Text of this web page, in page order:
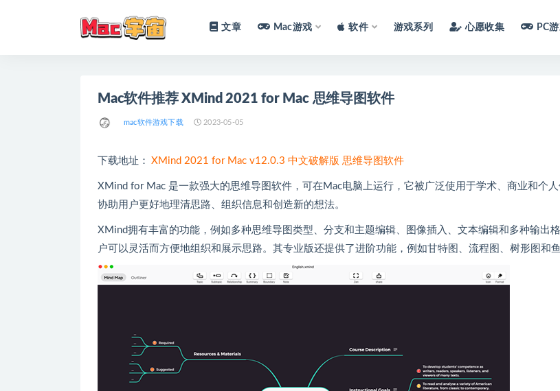
文章 Mac游戏 软件 游戏系列 心愿收集 PC
Mac软件推荐 XMind 2021 for Mac 思维导图软件
mac软件游戏下载 2023-05-05
下载地址： XMind 2021 for Mac v12.0.3 中文破解版 思维导图软件
XMind for Mac 是一款强大的思维导图软件，可在Mac电脑上运行，它被广泛使用于学术、商业和个
协助用户更好地理清思路、组织信息和创造新的想法。
XMind拥有丰富的功能，例如多种思维导图类型、分支和主题编辑、图像插入、文本编辑和多种输出
户可以灵活而方便地组织和展示思路。其专业版还提供了进阶功能，例如甘特图、流程图、树形图和鱼